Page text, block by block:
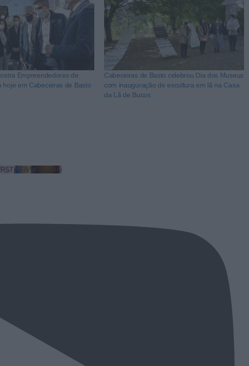
Empreendedores de
hoje em Cabeceiras de Basto
Cabeceiras de Basto celebrou Dia dos Museus
com inauguração de escultura em lã na Casa
da Lã de Bucos